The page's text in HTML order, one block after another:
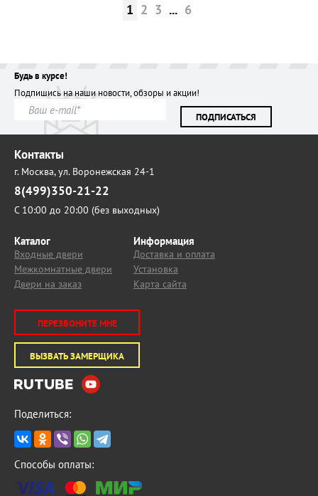
1 2 3 ... 6
Будь в курсе!
Подпишись на наши новости, обзоры и акции!
ПОДПИСАТЬСЯ
Контакты
г. Москва,ул. Воронежская 24-1
8(499)350-21-22
С 10:00 до 20:00 (без выходных)
Каталог
Входные двери
Межкомнатные двери
Двери на заказ
Информация
Доставка и оплата
Установка
Карта сайта
ПЕРЕЗВОНИТЕ МНЕ
ВЫЗВАТЬ ЗАМЕРЩИКА
Поделиться:
Способы оплаты: